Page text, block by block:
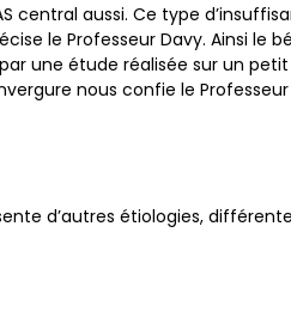
central aussi. Ce type
le Professeur Davy. Ainsi le
une étude réalisée sur un
nous confie le Professeur
d’autres étiologies,